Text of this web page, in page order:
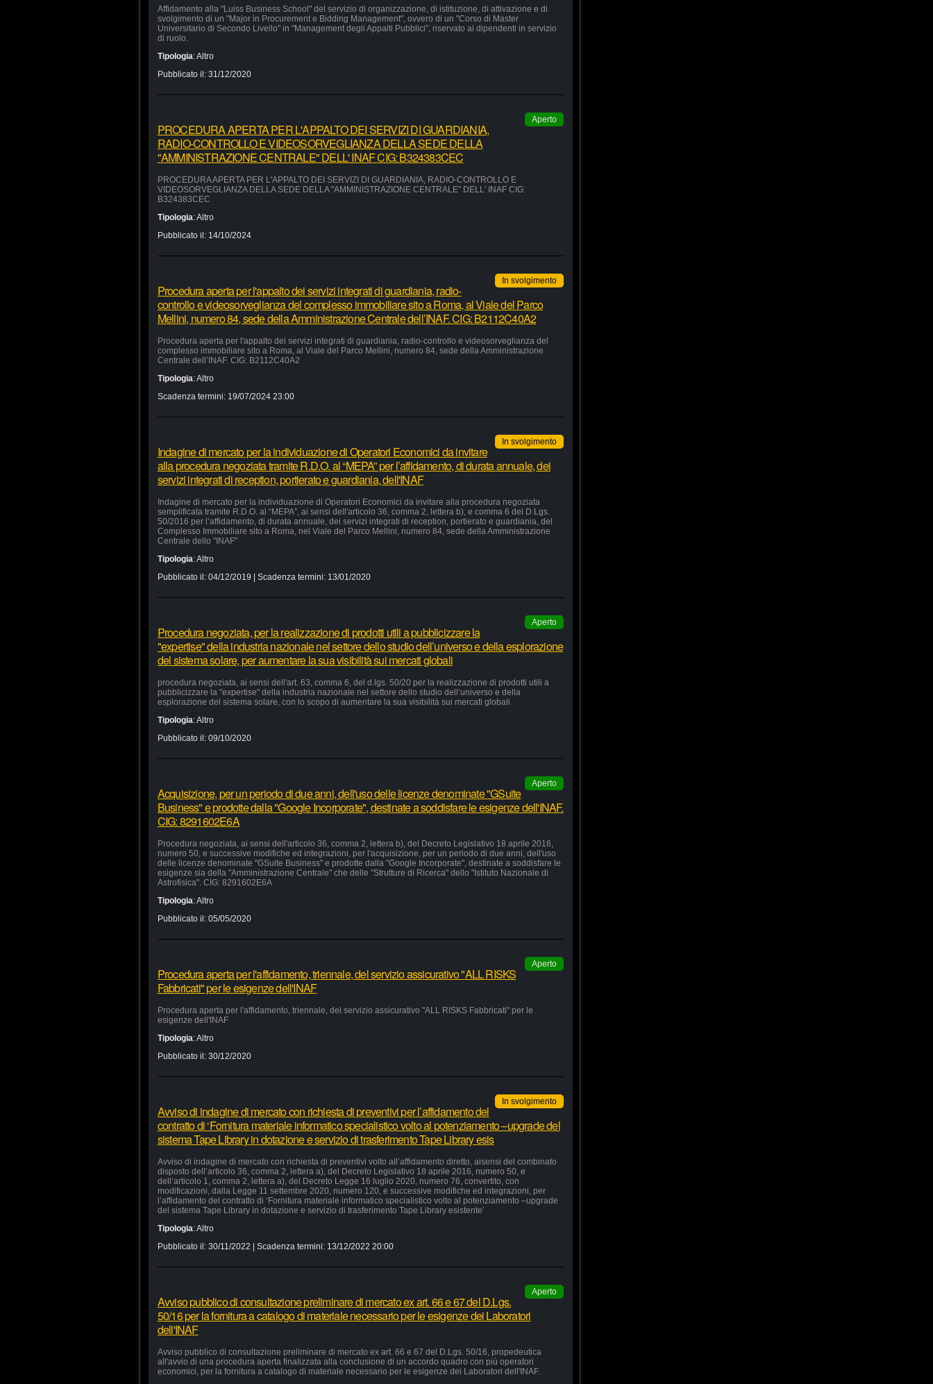
Affidamento alla "Luiss Business School" del servizio di organizzazione, di istituzione, di attivazione e di
svolgimento di un "Major in Procurement e Bidding Management", ovvero di un "Corso di Master
Universitario di Secondo Livello" in "Management degli Appalti Pubblici", riservato ai dipendenti in servizio
di ruolo.
Tipologia:Altro
Pubblicato il: 31/12/2020
Aperto
PROCEDURA APERTA PER L'APPALTO DEI SERVIZI DI GUARDIANIA,
RADIO-CONTROLLO E VIDEOSORVEGLIANZA DELLA SEDE DELLA
"AMMINISTRAZIONE CENTRALE" DELL' INAF CIG: B324383CEC
PROCEDURA APERTA PER L'APPALTO DEI SERVIZI DI GUARDIANIA, RADIO-CONTROLLO E
VIDEOSORVEGLIANZA DELLA SEDE DELLA "AMMINISTRAZIONE CENTRALE" DELL' INAF CIG:
B324383CEC
Tipologia:Altro
Pubblicato il: 14/10/2024
In svolgimento
Procedura aperta per l'appalto dei servizi integrati di guardiania, radio-
controllo e videosorveglianza del complesso immobiliare sito a Roma, al Viale del Parco
Mellini, numero 84, sede della Amministrazione Centrale dell’INAF. CIG: B2112C40A2
Procedura aperta per l'appalto dei servizi integrati di guardiania, radio-controllo e videosorveglianza del
complesso immobiliare sito a Roma, al Viale del Parco Mellini, numero 84, sede della Amministrazione
Centrale dell’INAF. CIG: B2112C40A2
Tipologia:Altro
Scadenza termini: 19/07/2024 23:00
In svolgimento
Indagine di mercato per la individuazione di Operatori Economici da invitare
alla procedura negoziata tramite R.D.O. al “MEPA” per l’affidamento, di durata annuale, dei
servizi integrati di reception, portierato e guardiania, dell'INAF
Indagine di mercato per la individuazione di Operatori Economici da invitare alla procedura negoziata
semplificata tramite R.D.O. al “MEPA”, ai sensi dell'articolo 36, comma 2, lettera b), e comma 6 del D.Lgs.
50/2016 per l’affidamento, di durata annuale, dei servizi integrati di reception, portierato e guardiania, del
Complesso Immobiliare sito a Roma, nel Viale del Parco Mellini, numero 84, sede della Amministrazione
Centrale dello "INAF"
Tipologia:Altro
Pubblicato il: 04/12/2019 | Scadenza termini: 13/01/2020
Aperto
Procedura negoziata, per la realizzazione di prodotti utili a pubblicizzare la
"expertise" della industria nazionale nel settore dello studio dell’universo e della esplorazione
del sistema solare, per aumentare la sua visibilità sui mercati globali
procedura negoziata, ai sensi dell'art. 63, comma 6, del d.lgs. 50/20 per la realizzazione di prodotti utili a
pubblicizzare la "expertise" della industria nazionale nel settore dello studio dell’universo e della
esplorazione del sistema solare, con lo scopo di aumentare la sua visibilità sui mercati globali
Tipologia:Altro
Pubblicato il: 09/10/2020
Aperto
Acquisizione, per un periodo di due anni, dell'uso delle licenze denominate "GSuite
Business" e prodotte dalla "Google Incorporate", destinate a soddisfare le esigenze dell'INAF.
CIG: 8291602E6A
Procedura negoziata, ai sensi dell'articolo 36, comma 2, lettera b), del Decreto Legislativo 18 aprile 2016,
numero 50, e successive modifiche ed integrazioni, per l'acquisizione, per un periodo di due anni, dell'uso
delle licenze denominate "GSuite Business" e prodotte dalla "Google Incorporate", destinate a soddisfare le
esigenze sia della "Amministrazione Centrale" che delle "Strutture di Ricerca" dello "Istituto Nazionale di
Astrofisica". CIG: 8291602E6A
Tipologia:Altro
Pubblicato il: 05/05/2020
Aperto
Procedura aperta per l'affidamento, triennale, del servizio assicurativo "ALL RISKS
Fabbricati" per le esigenze dell'INAF
Procedura aperta per l'affidamento, triennale, del servizio assicurativo "ALL RISKS Fabbricati" per le
esigenze dell'INAF
Tipologia:Altro
Pubblicato il: 30/12/2020
In svolgimento
Avviso di indagine di mercato con richiesta di preventivi per l’affidamento del
contratto di ‘Fornitura materiale informatico specialistico volto al potenziamento –upgrade del
sistema Tape Library in dotazione e servizio di trasferimento Tape Library esis
Avviso di indagine di mercato con richiesta di preventivi volto all’affidamento diretto, aisensi del combinato
disposto dell’articolo 36, comma 2, lettera a), del Decreto Legislativo 18 aprile 2016, numero 50, e
dell’articolo 1, comma 2, lettera a), del Decreto Legge 16 luglio 2020, numero 76, convertito, con
modificazioni, dalla Legge 11 settembre 2020, numero 120, e successive modifiche ed integrazioni, per
l’affidamento del contratto di ‘Fornitura materiale informatico specialistico volto al potenziamento –upgrade
del sistema Tape Library in dotazione e servizio di trasferimento Tape Library esistente’
Tipologia:Altro
Pubblicato il: 30/11/2022 | Scadenza termini: 13/12/2022 20:00
Aperto
Avviso pubblico di consultazione preliminare di mercato ex art. 66 e 67 del D.Lgs.
50/16 per la fornitura a catalogo di materiale necessario per le esigenze dei Laboratori
dell'INAF
Avviso pubblico di consultazione preliminare di mercato ex art. 66 e 67 del D.Lgs. 50/16, propedeutica
all'avvio di una procedura aperta finalizzata alla conclusione di un accordo quadro con più operatori
economici, per la fornitura a catalogo di materiale necessario per le esigenze dei Laboratori dell'INAF.